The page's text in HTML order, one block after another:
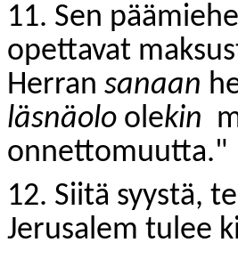
11. Sen
opettavat
Herran sanaan
läsnäolo olekin
onnettomuutta."
12. Siitä syystä,
Jerusalem tulee